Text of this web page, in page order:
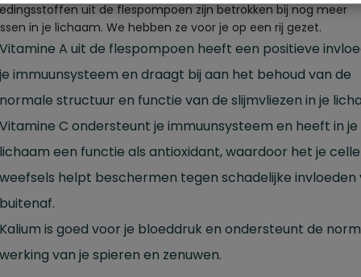
uit de flespompoen zijn betrokken bij nog meer
in je lichaam. We hebben ze voor je op een rij gezet.
Vitamine A uit de flespompoen heeft een positieve
je immuunsysteem en draagt bij aan het behoud van de
normale structuur en functie van de slijmvliezen in je
Vitamine C ondersteunt je immuunsysteem en heeft in je
lichaam een functie als antioxidant, waardoor het je
weefsels helpt beschermen tegen schadelijke invloeden
buitenaf.
Kalium is goed voor je bloeddruk en ondersteunt de
werking van je spieren en zenuwen.